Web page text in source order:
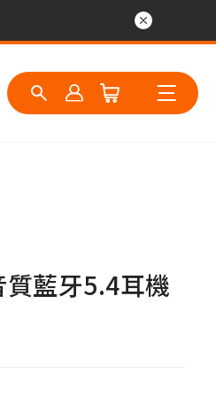
藍牙5.4耳機